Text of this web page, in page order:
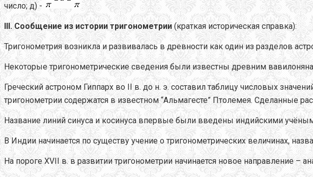
число; д) -
III. Сообщение из истории тригонометрии (краткая историческая справка):
Тригонометрия возникла и развивалась в древности как один из разделов
Некоторые тригонометрические сведения были известны древним
Греческий астроном Гиппарх во II в. до н. э. составил таблицу числовых
тригонометрии содержатся в известном “Альмагесте” Птолемея. Сделанные
Название линий синуса и косинуса впервые были введены индийскими
В Индии начинается по существу учение о тригонометрических величинах,
На пороге XVII в. в развитии тригонометрии начинается новое направление –